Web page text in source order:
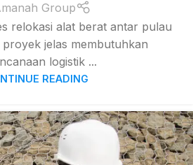
Group
relokasi alat berat antar pulau
jelas membutuhkan
logistik ...
READING